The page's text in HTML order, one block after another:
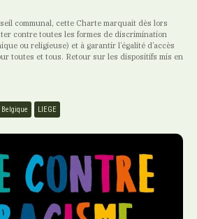
communal, cette Charte marquait dès lors
contre toutes les formes de discrimination
ou religieuse) et à garantir l’égalité d’accès
toutes et tous. Retour sur les dispositifs mis en
Belgique LIEGE